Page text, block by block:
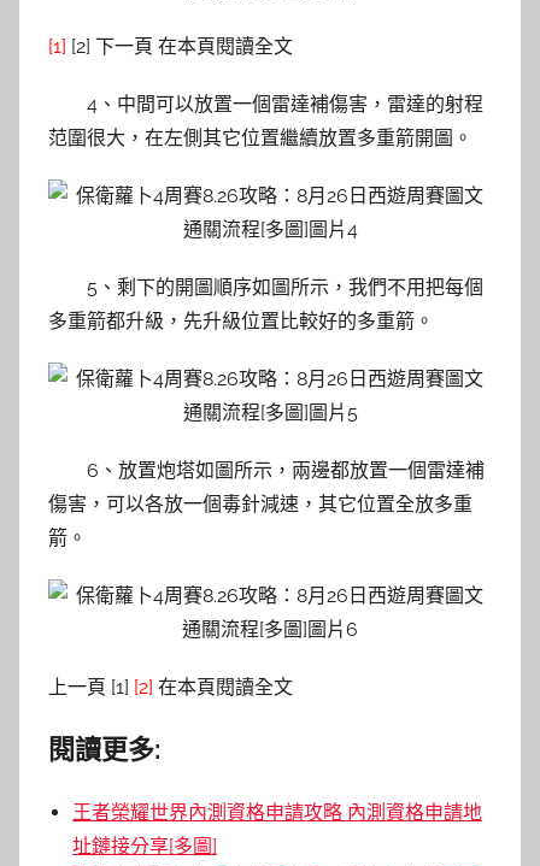
[1] [2] 下一頁 在本頁閱讀全文
4、中間可以放置一個雷達補傷害，雷達的射程
范圍很大，在左側其它位置繼續放置多重箭開圖。
5、剩下的開圖順序如圖所示，我們不用把每個
多重箭都升級，先升級位置比較好的多重箭。
6、放置炮塔如圖所示，兩邊都放置一個雷達補
傷害，可以各放一個毒針減速，其它位置全放多重
箭。
上一頁 [1] [2] 在本頁閱讀全文
閱讀更多:
王者榮耀世界內測資格申請攻略 內測資格申請地
址鏈接分享[多圖]